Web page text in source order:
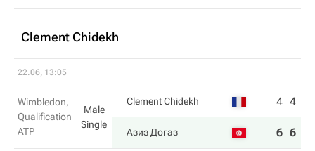
Clement Chidekh
22.06, 13:05
Wimbledon,
Qualification
ATP
Male
Single
Clement Chidekh 4 4
Азиз Догаз 6 6